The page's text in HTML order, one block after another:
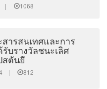
| 1068
ารสนเทศและการ
บรางวัลชนะเลิศ
สตันยี
| 812